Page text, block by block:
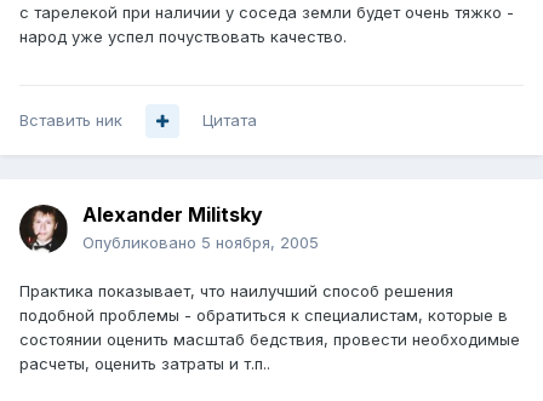
с тарелекой при наличии у соседа земли будет очень тяжко -
народ уже успел почуствовать качество.
Вставить ник Цитата
Alexander Militsky
Опубликовано 5 ноября, 2005
Практика показывает, что наилучший способ решения
подобной проблемы - обратиться к специалистам, которые в
состоянии оценить масштаб бедствия, провести необходимые
расчеты, оценить затраты и т.п..